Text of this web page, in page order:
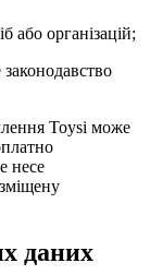
або організацій;
Toysi може
несе
даних